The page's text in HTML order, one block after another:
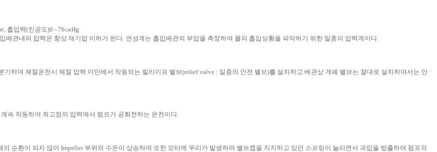
, 흡입력(진공도)0∼76㎝Hg
관내의 압력은 항상 재기압 이하가 된다. 연성계는 흡입배관의 부압을 측정하여 물의 흡입상황을 파악하기 위한 일종의 압력계이다.
하며 체절운전시 체절 압력 미만에서 작동되는 릴리이프 밸브(relief valve : 일종의 안전 밸브)를 설치하고 배관상 개폐 밸브는 절대로 설치하여서는 안
속 작동하여 최고점의 압력에서 펌프가 공회전하는 운전이다.
순환이 되지 않아 Impeller 부위의 수온이 상승하며 또한 모터에 무리가 발생하며 밸브캡을 지지하고 있던 스프링이 눌리면서 과압을 방출하여 펌프의